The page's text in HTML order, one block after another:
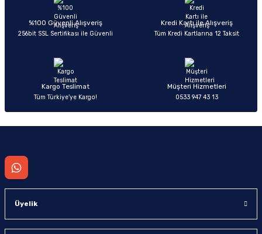
Ürün açıklamasında eksik bilgiler bulunuyor.
Ürün bilgilerinde hatalar bulunuyor.
Ürün fiyatı diğer sitelerden daha pahalı.
%100 Güvenli Alışveriş
256bit SSL Sertifikası ile Güvenli
Kredi Kartı ile Alışveriş
Tüm Kredi Kartlarına 12 Taksit
Kargo Teslimat
Tüm Türkiye’ye Kargo!
Müşteri Hizmetleri
0533 947 43 13
Üyelik